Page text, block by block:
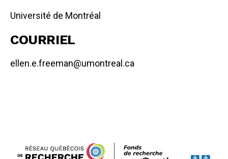
Université de Montréal
COURRIEL
ellen.e.freeman@umontreal.ca